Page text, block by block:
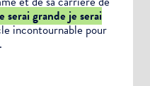
serai grande je serai
incontournable pour